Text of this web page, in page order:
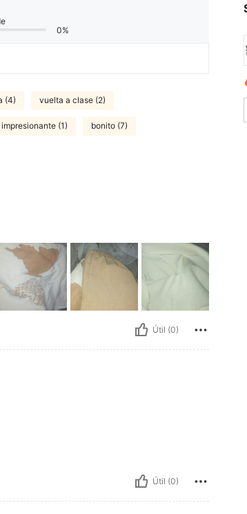
0%
(4) vuelta a clase (2)
impresionante (1) bonito (7)
Útil (0)
Útil (0)